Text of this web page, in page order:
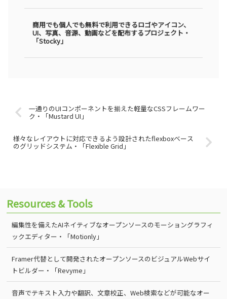
商用でも個人でも無料で利用できるロゴやアイコン、
UI、写真、音源、動画などを配布するプロジェクト・
「Stocky」
一通りのUIコンポーネントを揃えた軽量なCSSフレームワー
ク・「Mustard UI」
様々なレイアウトに対応できるよう設計されたflexboxベース
のグリッドシステム・「Flexible Grid」
Resources & Tools
編集性を備えたAIネイティブなオープンソースのモーショングラフィ
ックエディター・「Motionly」
Framer代替として開発されたオープンソースのビジュアルWebサイ
トビルダー・「Revyme」
音声でテキスト入力や翻訳、文章校正、Web検索などが可能なオー